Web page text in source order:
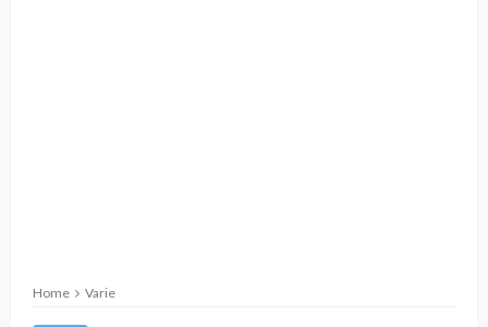
Home Varie